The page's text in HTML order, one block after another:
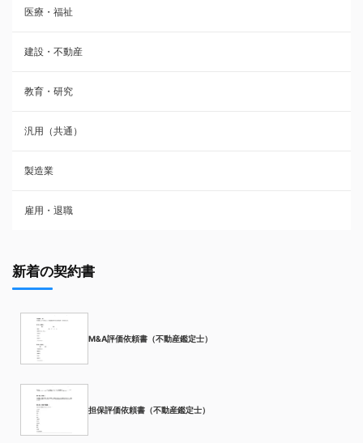
医療・福祉
建設・不動産
教育・研究
汎用（共通）
製造業
雇用・退職
新着の契約書
M&A評価依頼書（不動産鑑定士）
担保評価依頼書（不動産鑑定士）